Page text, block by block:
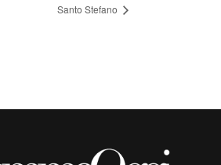
Santo Stefano